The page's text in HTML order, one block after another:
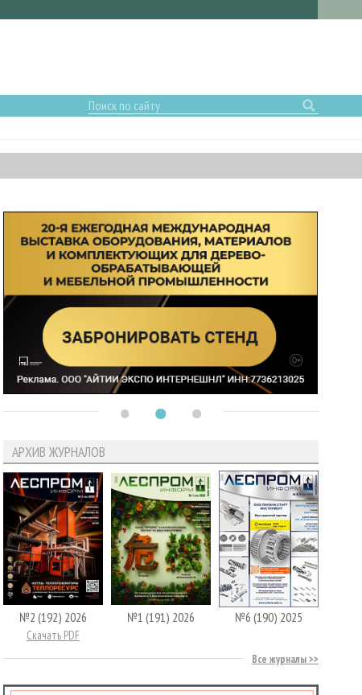
АРХИВ ЖУРНАЛОВ
№2 (192) 2026
Скачать PDF
№1 (191) 2026 №6 (190) 2025
Все журналы